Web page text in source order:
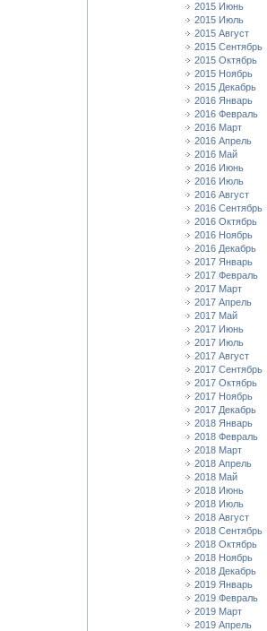
2015 Июнь
2015 Июль
2015 Август
2015 Сентябрь
2015 Октябрь
2015 Ноябрь
2015 Декабрь
2016 Январь
2016 Февраль
2016 Март
2016 Апрель
2016 Май
2016 Июнь
2016 Июль
2016 Август
2016 Сентябрь
2016 Октябрь
2016 Ноябрь
2016 Декабрь
2017 Январь
2017 Февраль
2017 Март
2017 Апрель
2017 Май
2017 Июнь
2017 Июль
2017 Август
2017 Сентябрь
2017 Октябрь
2017 Ноябрь
2017 Декабрь
2018 Январь
2018 Февраль
2018 Март
2018 Апрель
2018 Май
2018 Июнь
2018 Июль
2018 Август
2018 Сентябрь
2018 Октябрь
2018 Ноябрь
2018 Декабрь
2019 Январь
2019 Февраль
2019 Март
2019 Апрель